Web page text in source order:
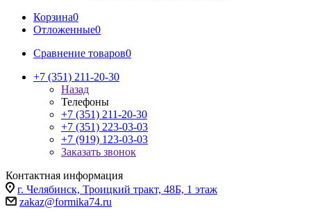
Корзина0
Отложенные0
Сравнение товаров0
+7 (351) 211-20-30
Назад
Телефоны
+7 (351) 211-20-30
+7 (351) 223-03-03
+7 (919) 123-03-03
Заказать звонок
Контактная информация
г. Челябинск, Троицкий тракт, 48Б, 1 этаж
zakaz@formika74.ru